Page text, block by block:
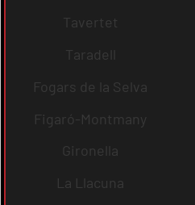
Tavertet
Taradell
Fogars de la Selva
Figaró-Montmany
Gironella
La Llacuna